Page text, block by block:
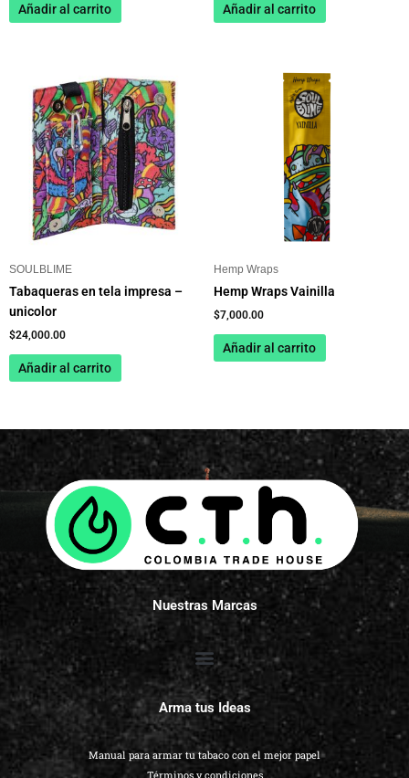
Añadir al carrito Añadir al carrito
SOULBLIME
Tabaqueras en tela impresa –
unicolor
$24,000.00
Añadir al carrito
Hemp Wraps
Hemp Wraps Vainilla
$7,000.00
Añadir al carrito
Nuestras Marcas
Arma tus Ideas
Manual para armar tu tabaco con el mejor papel
Términos y condiciones